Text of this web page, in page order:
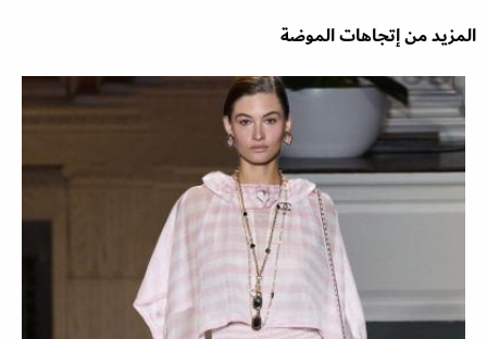
المزيد من إتجاهات الموضة